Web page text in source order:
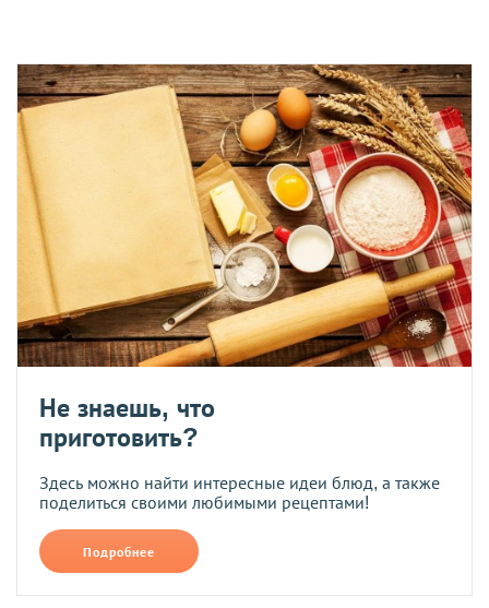
Не знаешь, что
приготовить?
Здесь можно найти интересные идеи блюд, а также
поделиться своими любимыми рецептами!
Подробнее